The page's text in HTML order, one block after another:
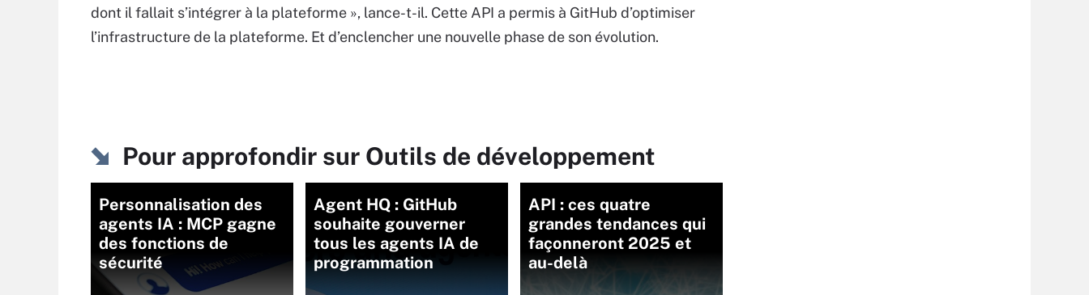
dont il fallait s’intégrer à la plateforme », lance-t-il. Cette API a permis à GitHub d’optimiser
l’infrastructure de la plateforme. Et d’enclencher une nouvelle phase de son évolution.
Pour approfondir sur Outils de développement
Personnalisation des
agents IA : MCP gagne
des fonctions de
sécurité
Agent HQ : GitHub
souhaite gouverner
tous les agents IA de
programmation
API : ces quatre
grandes tendances qui
façonneront 2025 et
au-delà